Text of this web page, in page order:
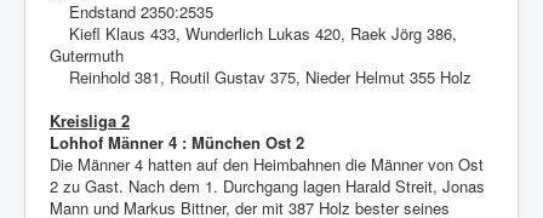
Endstand 2350:2535
Kiefl Klaus 433, Wunderlich Lukas 420, Raek Jörg 386,
Gutermuth
Reinhold 381, Routil Gustav 375, Nieder Helmut 355 Holz
Kreisliga 2
Lohhof Männer 4 : München Ost 2
Die Männer 4 hatten auf den Heimbahnen die Männer von Ost
2 zu Gast. Nach dem 1. Durchgang lagen Harald Streit, Jonas
Mann und Markus Bittner, der mit 387 Holz bester seines